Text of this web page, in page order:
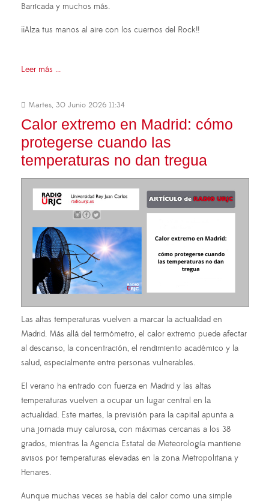
Barricada y muchos más.
¡¡Alza tus manos al aire con los cuernos del Rock!!
Leer más ...
Martes, 30 Junio 2026 11:34
Calor extremo en Madrid: cómo
protegerse cuando las
temperaturas no dan tregua
Las altas temperaturas vuelven a marcar la actualidad en
Madrid. Más allá del termómetro, el calor extremo puede afectar
al descanso, la concentración, el rendimiento académico y la
salud, especialmente entre personas vulnerables.
El verano ha entrado con fuerza en Madrid y las altas
temperaturas vuelven a ocupar un lugar central en la
actualidad. Este martes, la previsión para la capital apunta a
una jornada muy calurosa, con máximas cercanas a los 38
grados, mientras la Agencia Estatal de Meteorología mantiene
avisos por temperaturas elevadas en la zona Metropolitana y
Henares.
Aunque muchas veces se habla del calor como una simple